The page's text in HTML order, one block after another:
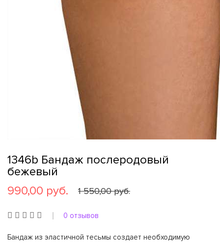
1346b Бандаж послеродовый
бежевый
990,00 руб.
1 550,00 руб.
0 отзывов
Бандаж из эластичной тесьмы создает необходимую